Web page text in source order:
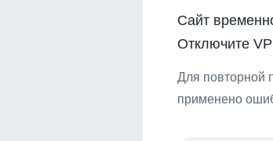
Сайт
Отключите
Для повторной
применено